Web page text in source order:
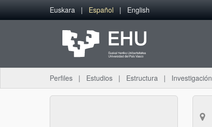
Saltar al contenido principal
Euskara Español English
Perfiles Estudios Estructura Investigación